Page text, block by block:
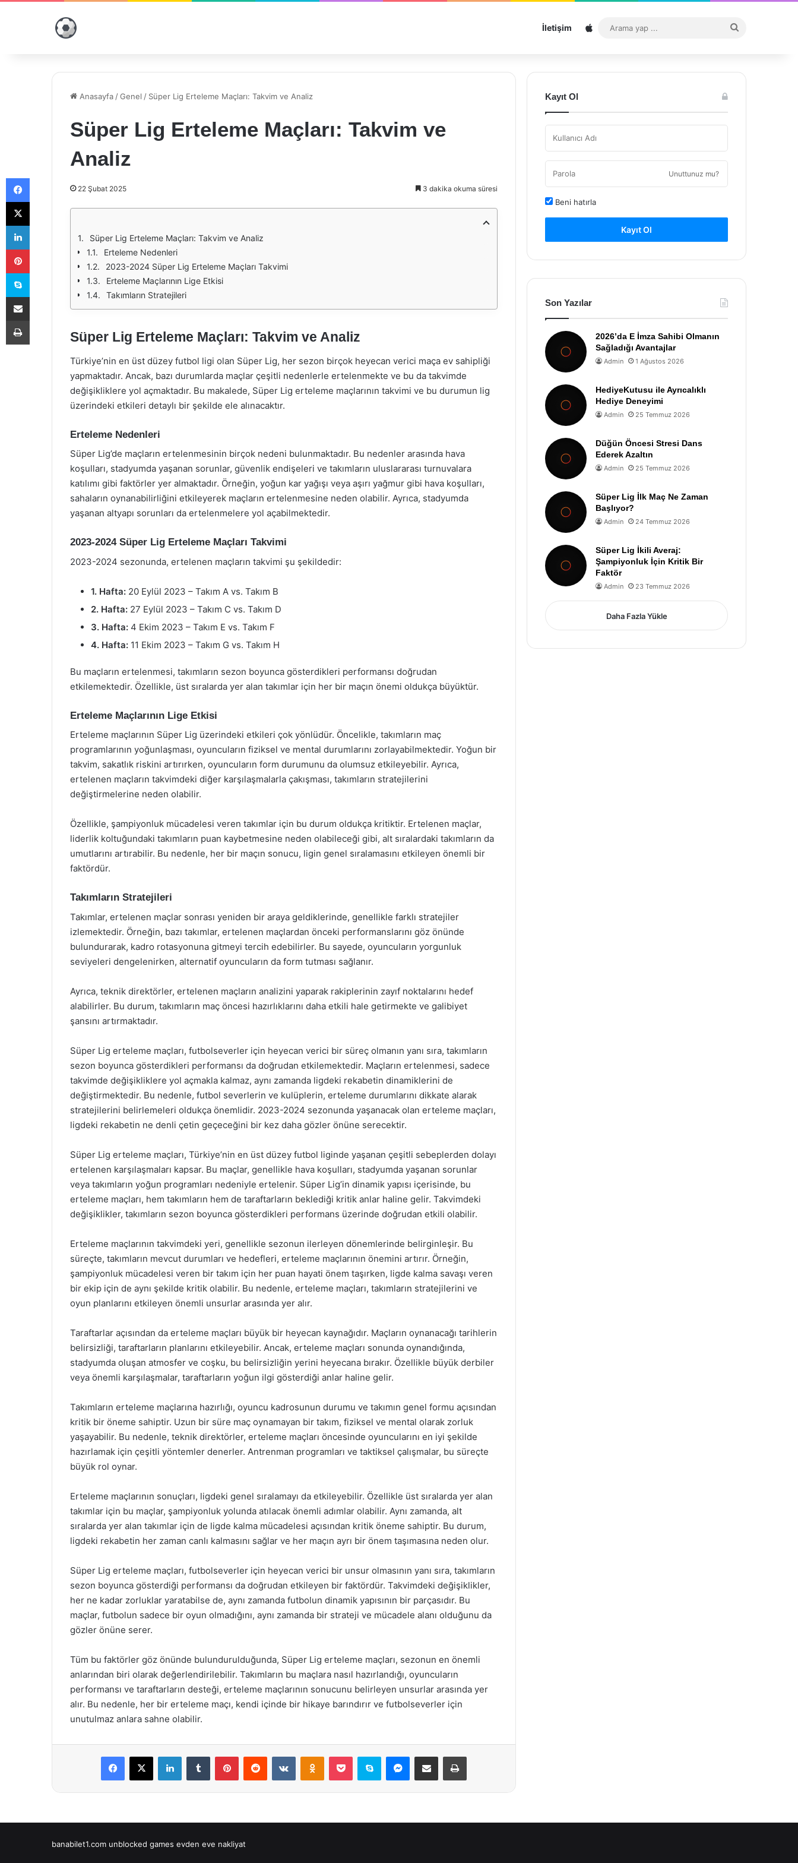
İletişim Sitemap
...
Anasayfa /Genel / Süper Lig Erteleme Maçları: Takvim ve Analiz
Süper Lig Erteleme Maçları: Takvim ve
Analiz
22 Şubat 2025 3 dakika okuma süresi
Süper Lig Erteleme Maçları: Takvim ve Analiz
Erteleme Nedenleri
2023-2024 Süper Lig Erteleme Maçları Takvimi
Erteleme Maçlarının Lige Etkisi
Takımların Stratejileri
Süper Lig Erteleme Maçları: Takvim ve Analiz
Türkiye’nin en üst düzey futbol ligi olan Süper Lig, her sezon birçok heyecan verici maça ev sahipliği
yapmaktadır. Ancak, bazı durumlarda maçlar çeşitli nedenlerle ertelenmekte ve bu da takvimde
değişikliklere yol açmaktadır. Bu makalede, Süper Lig erteleme maçlarının takvimi ve bu durumun lig
üzerindeki etkileri detaylı bir şekilde ele alınacaktır.
Erteleme Nedenleri
Süper Lig’de maçların ertelenmesinin birçok nedeni bulunmaktadır. Bu nedenler arasında hava
koşulları, stadyumda yaşanan sorunlar, güvenlik endişeleri ve takımların uluslararası turnuvalara
katılımı gibi faktörler yer almaktadır. Örneğin, yoğun kar yağışı veya aşırı yağmur gibi hava koşulları,
sahaların oynanabilirliğini etkileyerek maçların ertelenmesine neden olabilir. Ayrıca, stadyumda
yaşanan altyapı sorunları da ertelenmelere yol açabilmektedir.
2023-2024 Süper Lig Erteleme Maçları Takvimi
2023-2024 sezonunda, ertelenen maçların takvimi şu şekildedir:
1. Hafta: 20 Eylül 2023 – Takım A vs. Takım B
2. Hafta: 27 Eylül 2023 – Takım C vs. Takım D
3. Hafta: 4 Ekim 2023 – Takım E vs. Takım F
4. Hafta: 11 Ekim 2023 – Takım G vs. Takım H
Bu maçların ertelenmesi, takımların sezon boyunca gösterdikleri performansı doğrudan
etkilemektedir. Özellikle, üst sıralarda yer alan takımlar için her bir maçın önemi oldukça büyüktür.
Erteleme Maçlarının Lige Etkisi
Erteleme maçlarının Süper Lig üzerindeki etkileri çok yönlüdür. Öncelikle, takımların maç
programlarının yoğunlaşması, oyuncuların fiziksel ve mental durumlarını zorlayabilmektedir. Yoğun bir
takvim, sakatlık riskini artırırken, oyuncuların form durumunu da olumsuz etkileyebilir. Ayrıca,
ertelenen maçların takvimdeki diğer karşılaşmalarla çakışması, takımların stratejilerini
değiştirmelerine neden olabilir.
Özellikle, şampiyonluk mücadelesi veren takımlar için bu durum oldukça kritiktir. Ertelenen maçlar,
liderlik koltuğundaki takımların puan kaybetmesine neden olabileceği gibi, alt sıralardaki takımların da
umutlarını artırabilir. Bu nedenle, her bir maçın sonucu, ligin genel sıralamasını etkileyen önemli bir
faktördür.
Takımların Stratejileri
Takımlar, ertelenen maçlar sonrası yeniden bir araya geldiklerinde, genellikle farklı stratejiler
izlemektedir. Örneğin, bazı takımlar, ertelenen maçlardan önceki performanslarını göz önünde
bulundurarak, kadro rotasyonuna gitmeyi tercih edebilirler. Bu sayede, oyuncuların yorgunluk
seviyeleri dengelenirken, alternatif oyuncuların da form tutması sağlanır.
Ayrıca, teknik direktörler, ertelenen maçların analizini yaparak rakiplerinin zayıf noktalarını hedef
alabilirler. Bu durum, takımların maç öncesi hazırlıklarını daha etkili hale getirmekte ve galibiyet
şansını artırmaktadır.
Süper Lig erteleme maçları, futbolseverler için heyecan verici bir süreç olmanın yanı sıra, takımların
sezon boyunca gösterdikleri performansı da doğrudan etkilemektedir. Maçların ertelenmesi, sadece
takvimde değişikliklere yol açmakla kalmaz, aynı zamanda ligdeki rekabetin dinamiklerini de
değiştirmektedir. Bu nedenle, futbol severlerin ve kulüplerin, erteleme durumlarını dikkate alarak
stratejilerini belirlemeleri oldukça önemlidir. 2023-2024 sezonunda yaşanacak olan erteleme maçları,
ligdeki rekabetin ne denli çetin geçeceğini bir kez daha gözler önüne serecektir.
Süper Lig erteleme maçları, Türkiye’nin en üst düzey futbol liginde yaşanan çeşitli sebeplerden dolayı
ertelenen karşılaşmaları kapsar. Bu maçlar, genellikle hava koşulları, stadyumda yaşanan sorunlar
veya takımların yoğun programları nedeniyle ertelenir. Süper Lig’in dinamik yapısı içerisinde, bu
erteleme maçları, hem takımların hem de taraftarların beklediği kritik anlar haline gelir. Takvimdeki
değişiklikler, takımların sezon boyunca gösterdikleri performans üzerinde doğrudan etkili olabilir.
Erteleme maçlarının takvimdeki yeri, genellikle sezonun ilerleyen dönemlerinde belirginleşir. Bu
süreçte, takımların mevcut durumları ve hedefleri, erteleme maçlarının önemini artırır. Örneğin,
şampiyonluk mücadelesi veren bir takım için her puan hayati önem taşırken, ligde kalma savaşı veren
bir ekip için de aynı şekilde kritik olabilir. Bu nedenle, erteleme maçları, takımların stratejilerini ve
oyun planlarını etkileyen önemli unsurlar arasında yer alır.
Taraftarlar açısından da erteleme maçları büyük bir heyecan kaynağıdır. Maçların oynanacağı tarihlerin
belirsizliği, taraftarların planlarını etkileyebilir. Ancak, erteleme maçları sonunda oynandığında,
stadyumda oluşan atmosfer ve coşku, bu belirsizliğin yerini heyecana bırakır. Özellikle büyük derbiler
veya önemli karşılaşmalar, taraftarların yoğun ilgi gösterdiği anlar haline gelir.
Takımların erteleme maçlarına hazırlığı, oyuncu kadrosunun durumu ve takımın genel formu açısından
kritik bir öneme sahiptir. Uzun bir süre maç oynamayan bir takım, fiziksel ve mental olarak zorluk
yaşayabilir. Bu nedenle, teknik direktörler, erteleme maçları öncesinde oyuncularını en iyi şekilde
hazırlamak için çeşitli yöntemler denerler. Antrenman programları ve taktiksel çalışmalar, bu süreçte
büyük rol oynar.
Erteleme maçlarının sonuçları, ligdeki genel sıralamayı da etkileyebilir. Özellikle üst sıralarda yer alan
takımlar için bu maçlar, şampiyonluk yolunda atılacak önemli adımlar olabilir. Aynı zamanda, alt
sıralarda yer alan takımlar için de ligde kalma mücadelesi açısından kritik öneme sahiptir. Bu durum,
ligdeki rekabetin her zaman canlı kalmasını sağlar ve her maçın ayrı bir önem taşımasına neden olur.
Süper Lig erteleme maçları, futbolseverler için heyecan verici bir unsur olmasının yanı sıra, takımların
sezon boyunca gösterdiği performansı da doğrudan etkileyen bir faktördür. Takvimdeki değişiklikler,
her ne kadar zorluklar yaratabilse de, aynı zamanda futbolun dinamik yapısının bir parçasıdır. Bu
maçlar, futbolun sadece bir oyun olmadığını, aynı zamanda bir strateji ve mücadele alanı olduğunu da
gözler önüne serer.
Tüm bu faktörler göz önünde bulundurulduğunda, Süper Lig erteleme maçları, sezonun en önemli
anlarından biri olarak değerlendirilebilir. Takımların bu maçlara nasıl hazırlandığı, oyuncuların
performansı ve taraftarların desteği, erteleme maçlarının sonucunu belirleyen unsurlar arasında yer
alır. Bu nedenle, her bir erteleme maçı, kendi içinde bir hikaye barındırır ve futbolseverler için
unutulmaz anlara sahne olabilir.
Facebook
X LinkedInTumblr PinterestReddit VKontakteOdnoklassniki
Pocket Skype Messenger
E-Posta ile paylaş Yazdır
Kayıt Ol
Unuttunuz mu?
Beni hatırla
Kayıt Ol
Son Yazılar
2026’da E İmza Sahibi Olmanın
Sağladığı Avantajlar
Admin 1 Ağustos 2026
HediyeKutusu ile Ayrıcalıklı
Hediye Deneyimi
Admin 25 Temmuz 2026
Düğün Öncesi Stresi Dans
Ederek Azaltın
Admin 25 Temmuz 2026
Süper Lig İlk Maç Ne Zaman
Başlıyor?
Admin 24 Temmuz 2026
Süper Lig İkili Averaj:
Şampiyonluk İçin Kritik Bir
Faktör
Admin 23 Temmuz 2026
Daha Fazla Yükle
banabilet1.com unblocked games evden eve nakliyat
Facebook
X
LinkedIn
Pinterest
Skype
E-Posta ile paylaş